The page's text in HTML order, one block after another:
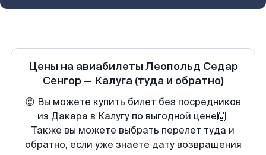
Цены на авиабилеты Леопольд Седар
Сенгор— Калуга (туда и обратно)
😍 Вы можете купить билет без посредников
из Дакара в Калугу по выгодной цене🙌.
Также вы можете выбрать перелет туда и
обратно, если уже знаете дату возвращения